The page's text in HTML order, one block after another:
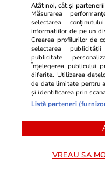
aer
Horoscop
Horoscop 26 iulie
încep o perioadă
relația cu
fondul unui volum
Atât noi, cât și
Măsurarea
selectarea
informațiilor de pe un
Crearea profilurilor de
selectarea
publicitate
Înțelegerea publicului
diferite. Utilizarea
de date limitate pentru
și identificarea prin
Listă parteneri
VREAU SA